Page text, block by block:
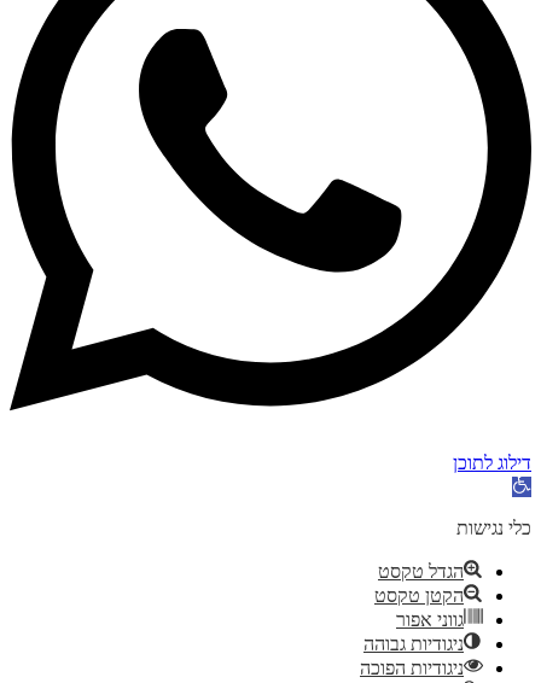
דילוג לתוכן
פתח
נגישות
כלי נגישות
הגדל טקסט
הקטן טקסט
גווני אפור
ניגודיות גבוהה
ניגודיות הפוכה